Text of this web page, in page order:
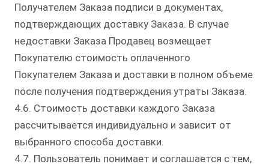
Получателем Заказа подписи в документах,
подтверждающих доставку Заказа. В случае
недоставки Заказа Продавец возмещает
Покупателю стоимость оплаченного
Покупателем Заказа и доставки в полном объеме
после получения подтверждения утраты Заказа.
4.6. Стоимость доставки каждого Заказа
рассчитывается индивидуально и зависит от
выбранного способа доставки.
4.7. Пользователь понимает и соглашается с тем,